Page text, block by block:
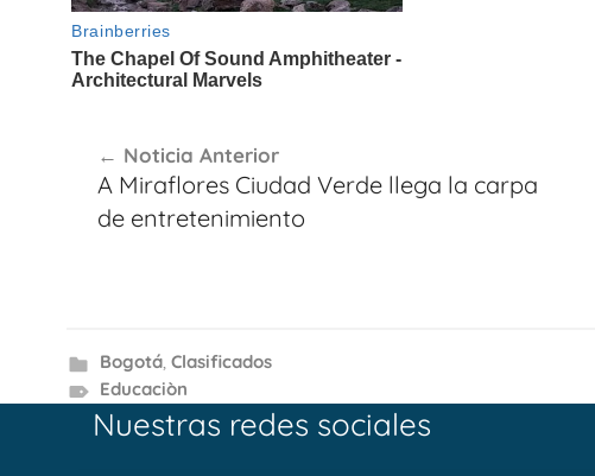
de
entradas
Noticia Anterior
A Miraflores Ciudad Verde llega la carpa
de entretenimiento
Bogotá, Clasificados
Educaciòn
Nuestras redes sociales